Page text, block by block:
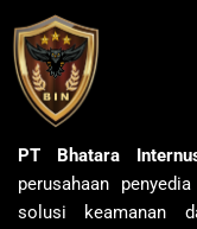
PT Bhatara
perusahaan
solusi keamanan